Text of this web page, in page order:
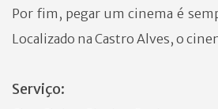
Por fim, pegar um cinema é
Localizado na Castro Alves, o
Serviço: